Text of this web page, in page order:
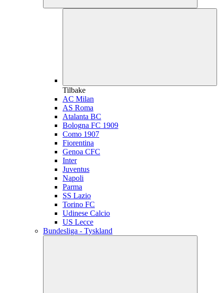
Tilbake
AC Milan
AS Roma
Atalanta BC
Bologna FC 1909
Como 1907
Fiorentina
Genoa CFC
Inter
Juventus
Napoli
Parma
SS Lazio
Torino FC
Udinese Calcio
US Lecce
Bundesliga - Tyskland